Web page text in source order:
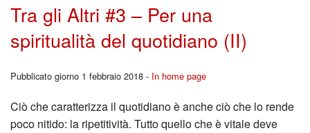
Tra gli Altri #3 – Per una
spiritualità del quotidiano (II)
Pubblicato giorno 1 febbraio 2018 - In home page
Ciò che caratterizza il quotidiano è anche ciò che lo rende
poco nitido: la ripetitività. Tutto quello che è vitale deve